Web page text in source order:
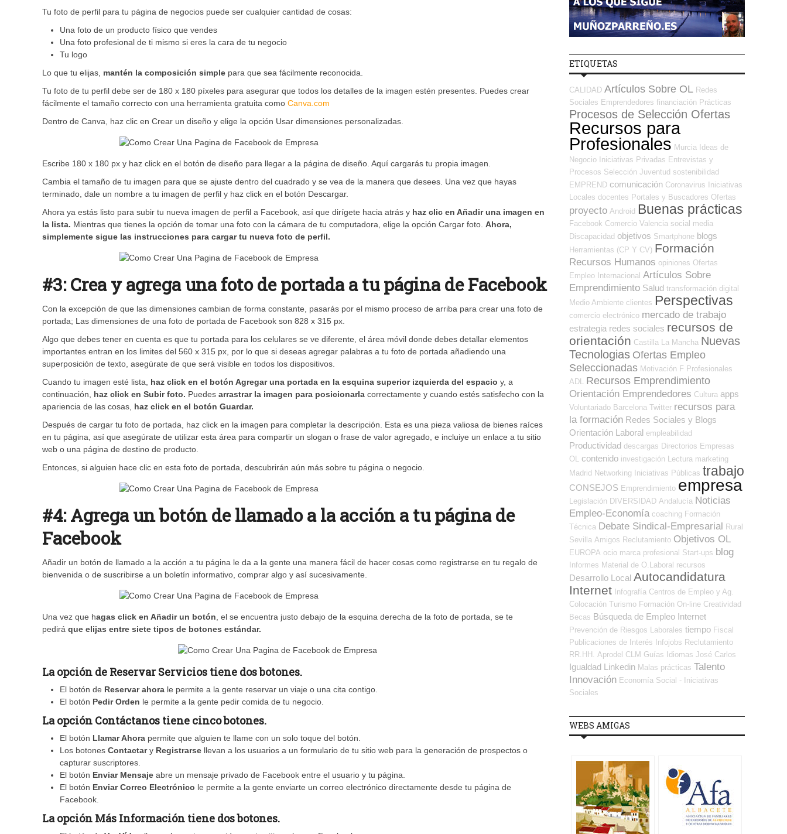
Tu foto de perfil para tu página de negocios puede ser cualquier cantidad de cosas:
Una foto de un producto físico que vendes
Una foto profesional de ti mismo si eres la cara de tu negocio
Tu logo
Lo que tu elijas, mantén la composición simple para que sea fácilmente reconocida.
Tu foto de tu perfil debe ser de 180 x 180 píxeles para asegurar que todos los detalles de la imagen estén presentes. Puedes crear
fácilmente el tamaño correcto con una herramienta gratuita como Canva.com
Dentro de Canva, haz clic en Crear un diseño y elige la opción Usar dimensiones personalizadas.
Escribe 180 x 180 px y haz click en el botón de diseño para llegar a la página de diseño. Aquí cargarás tu propia imagen.
Cambia el tamaño de tu imagen para que se ajuste dentro del cuadrado y se vea de la manera que desees. Una vez que hayas
terminado, dale un nombre a tu imagen de perfil y haz click en el botón Descargar.
Ahora ya estás listo para subir tu nueva imagen de perfil a Facebook, así que dirígete hacia atrás y haz clic en Añadir una imagen en
la lista. Mientras que tienes la opción de tomar una foto con la cámara de tu computadora, elige la opción Cargar foto. Ahora,
simplemente sigue las instrucciones para cargar tu nueva foto de perfil.
#3: Crea y agrega una foto de portada a tu página de Facebook
Con la excepción de que las dimensiones cambian de forma constante, pasarás por el mismo proceso de arriba para crear una foto de
portada; Las dimensiones de una foto de portada de Facebook son 828 x 315 px.
Algo que debes tener en cuenta es que tu portada para los celulares se ve diferente, el área móvil donde debes detallar elementos
importantes entran en los limites del 560 x 315 px, por lo que si deseas agregar palabras a tu foto de portada añadiendo una
superposición de texto, asegúrate de que será visible en todos los dispositivos.
Cuando tu imagen esté lista, haz click en el botón Agregar una portada en la esquina superior izquierda del espacio y, a
continuación, haz click en Subir foto. Puedes arrastrar la imagen para posicionarla correctamente y cuando estés satisfecho con la
apariencia de las cosas, haz click en el botón Guardar.
Después de cargar tu foto de portada, haz click en la imagen para completar la descripción. Esta es una pieza valiosa de bienes raíces
en tu página, así que asegúrate de utilizar esta área para compartir un slogan o frase de valor agregado, e incluiye un enlace a tu sitio
web o una página de destino de producto.
Entonces, si alguien hace clic en esta foto de portada, descubrirán aún más sobre tu página o negocio.
#4: Agrega un botón de llamado a la acción a tu página de
Facebook
Añadir un botón de llamado a la acción a tu página le da a la gente una manera fácil de hacer cosas como registrarse en tu regalo de
bienvenida o de suscribirse a un boletín informativo, comprar algo y así sucesivamente.
Una vez que hagas click en Añadir un botón, el se encuentra justo debajo de la esquina derecha de la foto de portada, se te
pedirá que elijas entre siete tipos de botones estándar.
La opción de Reservar Servicios tiene dos botones.
El botón de Reservar ahora le permite a la gente reservar un viaje o una cita contigo.
El botón Pedir Orden le permite a la gente pedir comida de tu negocio.
La opción Contáctanos tiene cinco botones.
El botón Llamar Ahora permite que alguien te llame con un solo toque del botón.
Los botones Contactary Registrarse llevan a los usuarios a un formulario de tu sitio web para la generación de prospectos o
capturar suscriptores.
El botón Enviar Mensaje abre un mensaje privado de Facebook entre el usuario y tu página.
El botón Enviar Correo Electrónico le permite a la gente enviarte un correo electrónico directamente desde tu página de
Facebook.
La opción Más Información tiene dos botones.
ETIQUETAS
CALIDAD Artículos Sobre OL Redes
Sociales Emprendedores financiación Prácticas
Procesos de Selección Ofertas
Recursos para
Profesionales Murcia
Ideas de
Negocio Iniciativas Privadas Entrevistas y
Procesos Selección Juventud sostenibilidad
EMPREND comunicación Coronavirus
Iniciativas
Locales docentes Portales y Buscadores Ofertas
proyecto Android Buenas prácticas
Facebook Comercio Valencia social media
Discapacidad objetivos Smartphone blogs
Herramientas (CP Y CV) Formación
Recursos Humanos opiniones Ofertas
Empleo Internacional Artículos Sobre
Emprendimiento Salud transformación digital
Medio Ambiente clientes Perspectivas
comercio electrónico mercado de trabajo
estrategia redes sociales recursos de
orientación Castilla La Mancha Nuevas
Tecnologias Ofertas Empleo
Seleccionadas Motivación F Profesionales
ADL
Recursos Emprendimiento
Orientación Emprendedores Cultura apps
Voluntariado Barcelona Twitter recursos para
la formación Redes Sociales y Blogs
Orientación Laboral empleabilidad
Productividad descargas Directorios Empresas
OL
contenido investigación Lectura marketing
Madrid Networking Iniciativas Públicas trabajo
CONSEJOS Emprendimiento empresa
Legislación DIVERSIDAD Andalucía Noticias
Empleo-Economía coaching Formación
Técnica Debate Sindical-Empresarial Rural
Sevilla Amigos Reclutamiento Objetivos OL
EUROPA ocio marca profesional Start-ups blog
Informes Material de O.Laboral recursos
Desarrollo Local Autocandidatura
Internet Infografía Centros de Empleo y Ag.
Colocación Turismo Formación On-line Creatividad
Becas Búsqueda de Empleo Internet
Prevención de Riesgos Laborales tiempo Fiscal
Publicaciones de Interés
Infojobs Reclutamiento
RR.HH.
Aprodel CLM Guías Idiomas José Carlos
Igualdad Linkedin Malas prácticas Talento
Innovación Economía Social - Iniciativas
Sociales
WEBS AMIGAS